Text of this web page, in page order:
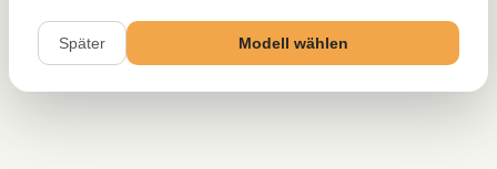
Später Modell wählen